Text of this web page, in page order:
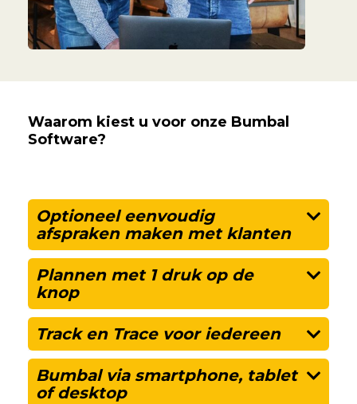
Waarom kiest u voor onze Bumbal
Software?
Optioneel eenvoudig
afspraken maken met klanten
Plannen met 1 druk op de
knop
Track en Trace voor iedereen
Bumbal via smartphone, tablet
of desktop